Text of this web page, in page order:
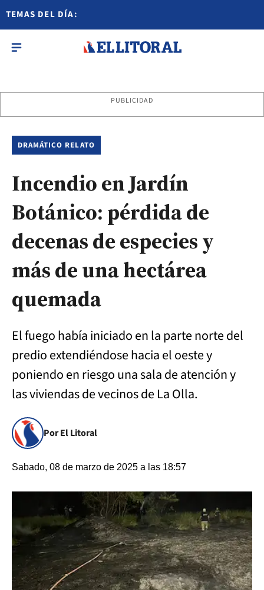
TEMAS DEL DÍA:
PUBLICIDAD
DRAMÁTICO RELATO
Incendio en Jardín
Botánico: pérdida de
decenas de especies y
más de una hectárea
quemada
El fuego había iniciado en la parte norte del
predio extendiéndose hacia el oeste y
poniendo en riesgo una sala de atención y
las viviendas de vecinos de La Olla.
Por El Litoral
Sabado, 08 de marzo de 2025 a las 18:57